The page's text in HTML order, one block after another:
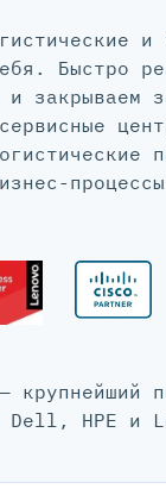
и
Быстро
и закрываем
крупнейший
Dell, HPE и